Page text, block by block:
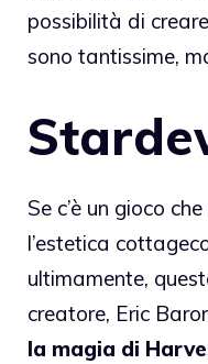
possibilità di
sono tantissime,
Se c’è un gioco
l’estetica
ultimamente,
creatore, Eric
la magia di